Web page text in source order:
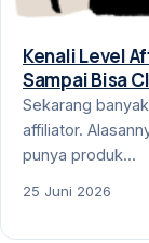
Kenali Level
Sampai Bisa
Sekarang
affiliator.
punya produk...
25 Juni 2026